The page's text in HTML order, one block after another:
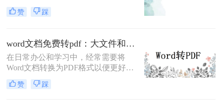
常遇到的文件格式。在某些情况下，
我们需要将Word文档转换为PDF格
批注呢？本文将介绍三种简单有效的
方法来帮助您将Word文档转成PDF并
保留批注。
赞 踩
word文档免费转pdf：大文件和小文件别用同一个方法！
在日常办公和学习中，经常需要将
Word文档转换为PDF格式以便更好地
分享、打印或存档。PDF格式具有跨
平台兼容性好、文件保护性强、打印
赞 踩